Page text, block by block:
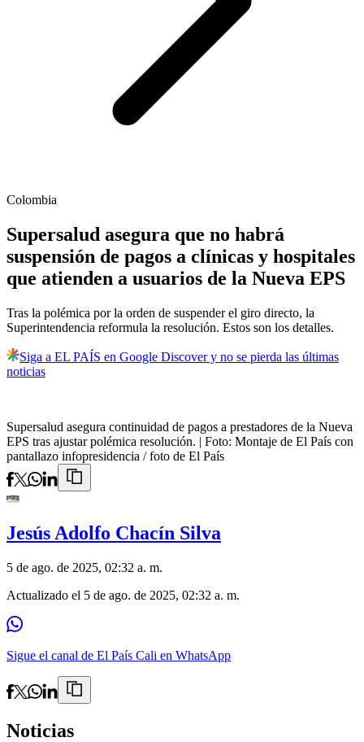
Colombia
Supersalud asegura que no habrá
suspensión de pagos a clínicas y hospitales
que atienden a usuarios de la Nueva EPS
Tras la polémica por la orden de suspender el giro directo, la
Superintendencia reformula la resolución. Estos son los detalles.
Siga a EL PAÍS en Google Discover y no se pierda las últimas
noticias
Supersalud asegura continuidad de pagos a prestadores de la Nueva
EPS tras ajustar polémica resolución. | Foto: Montaje de El País con
pantallazo infopresidencia / foto de El País
Jesús Adolfo Chacín Silva
5 de ago. de 2025, 02:32 a. m.
Actualizado el 5 de ago. de 2025, 02:32 a. m.
Sigue el canal de El País Cali en WhatsApp
Noticias